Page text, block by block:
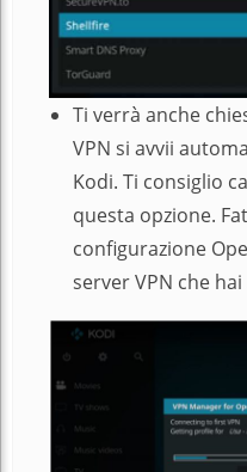
Ti verrà anche
VPN si avvii
Kodi. Ti consiglio
questa opzione.
configurazione
server VPN che